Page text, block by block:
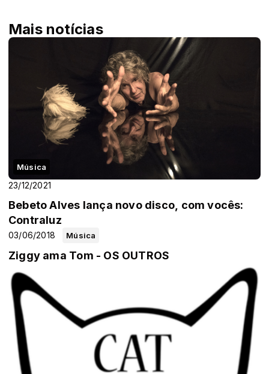
Mais notícias
Música
23/12/2021
Bebeto Alves lança novo disco, com vocês:
Contraluz
Música
03/06/2018
Ziggy ama Tom - OS OUTROS